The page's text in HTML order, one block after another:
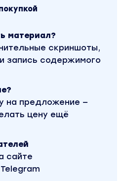
- часть 2
pdf и для читалок
Литрес
книге
для продажи
текста через
материал?
скриншоты,
запись содержимого
на предложение —
цену ещё
сайте